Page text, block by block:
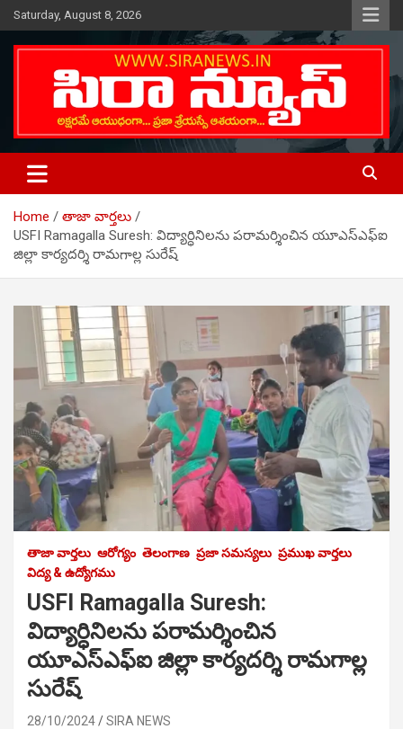
Skip
to
content
Saturday, August 8, 2026
SIRA NEWS
Telugu Online News Daily
Home
తాజా వార్తలు
USFI Ramagalla Suresh: విద్యార్ధినిల‌ను ప‌రామ‌ర్శించిన యూఎస్ఎఫ్ఐ
జిల్లా కార్యదర్శి రామగాల్ల సురేష్
తాజా వార్తలు ఆరోగ్యం తెలంగాణ ప్రజా సమస్యలు ప్రముఖ వార్తలు
విద్య & ఉద్యోగము
USFI Ramagalla Suresh:
విద్యార్ధినిల‌ను ప‌రామ‌ర్శించిన
యూఎస్ఎఫ్ఐ జిల్లా కార్యదర్శి రామగాల్ల
సురేష్
28/10/2024
SIRA NEWS